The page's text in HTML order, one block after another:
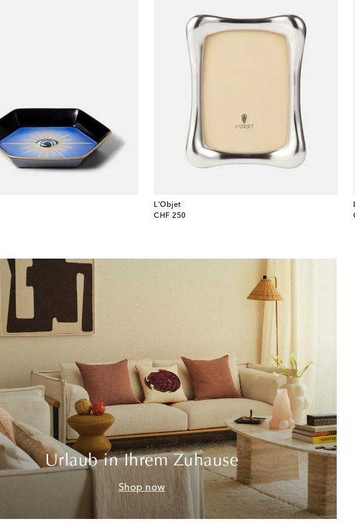
L'Objet
CHF 250
original price
Urlaub in Ihrem Zuhause
Shop now